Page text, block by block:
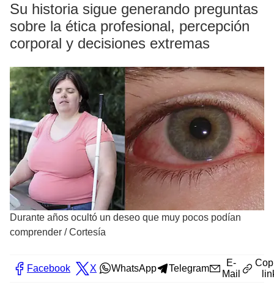
Su historia sigue generando preguntas
sobre la ética profesional, percepción
corporal y decisiones extremas
Durante años ocultó un deseo que muy pocos podían
comprender /Cortesía
Facebook X WhatsApp Telegram
E-
Mail